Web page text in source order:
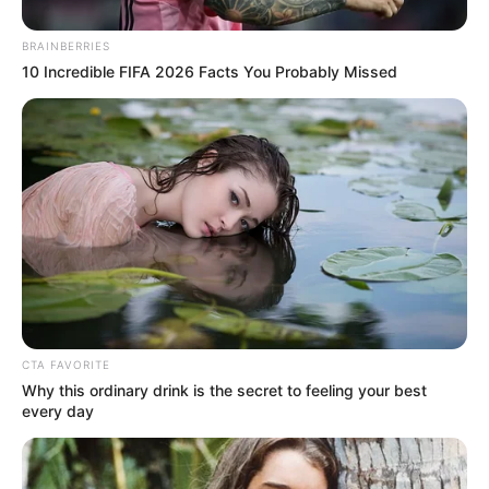
Mute
Baca juga:Biodata, Profil, dan Fakta Juan Benedict
BRAINBERRIES
10 Incredible FIFA 2026 Facts You Probably Missed
CTA FAVORITE
Why this ordinary drink is the secret to feeling your best
every day